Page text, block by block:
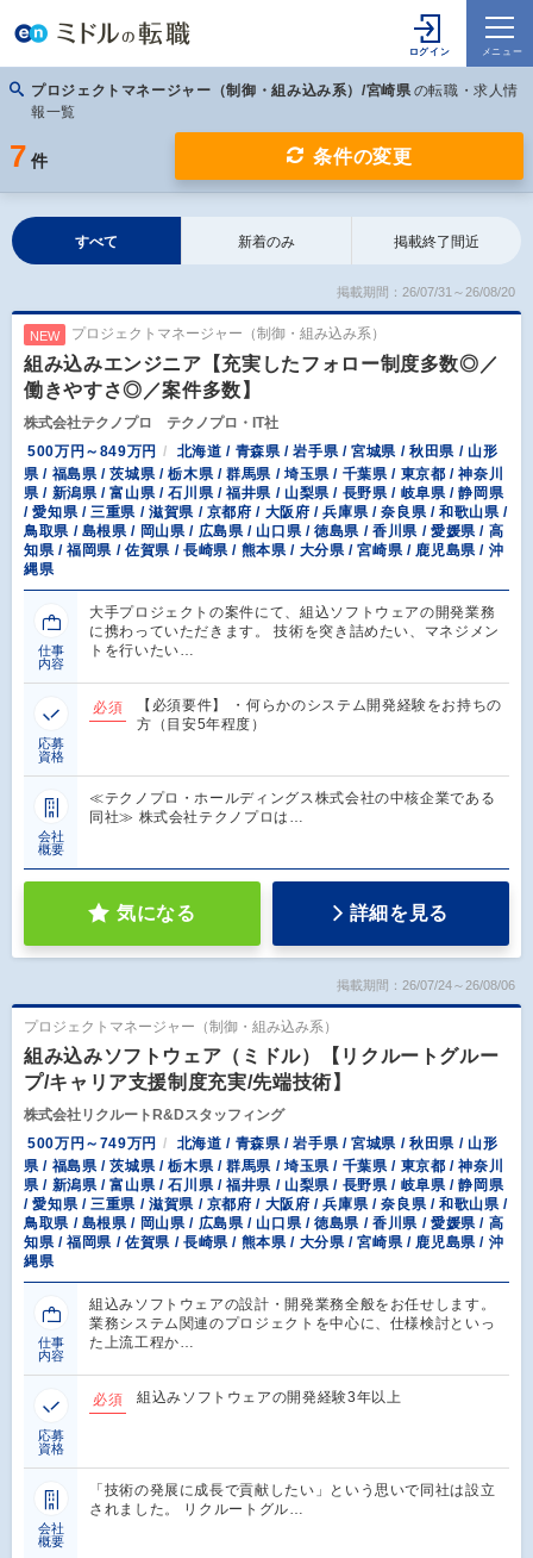
プロジェクトマネージャー（制御・組み込み系）/宮崎県 の転職・求人情
報一覧
7 件 条件の変更
すべて 新着のみ 掲載終了間近
掲載期間：26/07/31～26/08/20
NEW プロジェクトマネージャー（制御・組み込み系）
組み込みエンジニア【充実したフォロー制度多数◎／
働きやすさ◎／案件多数】
株式会社テクノプロ テクノプロ・IT社
500万円～849万円
北海道 / 青森県 / 岩手県 / 宮城県 / 秋田県 / 山形
県 / 福島県 / 茨城県 / 栃木県 / 群馬県 / 埼玉県 / 千葉県 / 東京都 / 神奈川
県 / 新潟県 / 富山県 / 石川県 / 福井県 / 山梨県 / 長野県 / 岐阜県 / 静岡県
/ 愛知県 / 三重県 / 滋賀県 / 京都府 / 大阪府 / 兵庫県 / 奈良県 / 和歌山県 /
鳥取県 / 島根県 / 岡山県 / 広島県 / 山口県 / 徳島県 / 香川県 / 愛媛県 / 高
知県 / 福岡県 / 佐賀県 / 長崎県 / 熊本県 / 大分県 / 宮崎県 / 鹿児島県 / 沖
縄県
仕事
内容
大手プロジェクトの案件にて、組込ソフトウェアの開発業務
に携わっていただきます。 技術を突き詰めたい、マネジメン
トを行いたい…
応募
資格
必須
【必須要件】 ・何らかのシステム開発経験をお持ちの
方（目安5年程度）
会社
概要
≪テクノプロ・ホールディングス株式会社の中核企業である
同社≫ 株式会社テクノプロは…
気になる 詳細を見る
掲載期間：26/07/24～26/08/06
プロジェクトマネージャー（制御・組み込み系）
組み込みソフトウェア（ミドル）【リクルートグルー
プ/キャリア支援制度充実/先端技術】
株式会社リクルートR&Dスタッフィング
500万円～749万円
北海道 / 青森県 / 岩手県 / 宮城県 / 秋田県 / 山形
県 / 福島県 / 茨城県 / 栃木県 / 群馬県 / 埼玉県 / 千葉県 / 東京都 / 神奈川
県 / 新潟県 / 富山県 / 石川県 / 福井県 / 山梨県 / 長野県 / 岐阜県 / 静岡県
/ 愛知県 / 三重県 / 滋賀県 / 京都府 / 大阪府 / 兵庫県 / 奈良県 / 和歌山県 /
鳥取県 / 島根県 / 岡山県 / 広島県 / 山口県 / 徳島県 / 香川県 / 愛媛県 / 高
知県 / 福岡県 / 佐賀県 / 長崎県 / 熊本県 / 大分県 / 宮崎県 / 鹿児島県 / 沖
縄県
仕事
内容
組込みソフトウェアの設計・開発業務全般をお任せします。
業務システム関連のプロジェクトを中心に、仕様検討といっ
た上流工程か…
応募
資格
必須 組込みソフトウェアの開発経験3年以上
会社
概要
「技術の発展に成長で貢献したい」という思いで同社は設立
されました。 リクルートグル…